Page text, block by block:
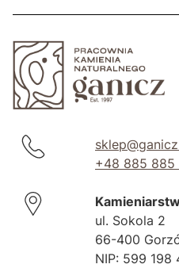
+48 885 885
ul. Sokola 2
66-400
NIP: 599 198